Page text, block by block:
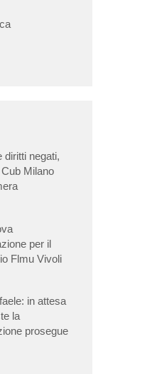
diritti negati,
Milano
per il
Flmu Vivoli
in attesa
la
prosegue